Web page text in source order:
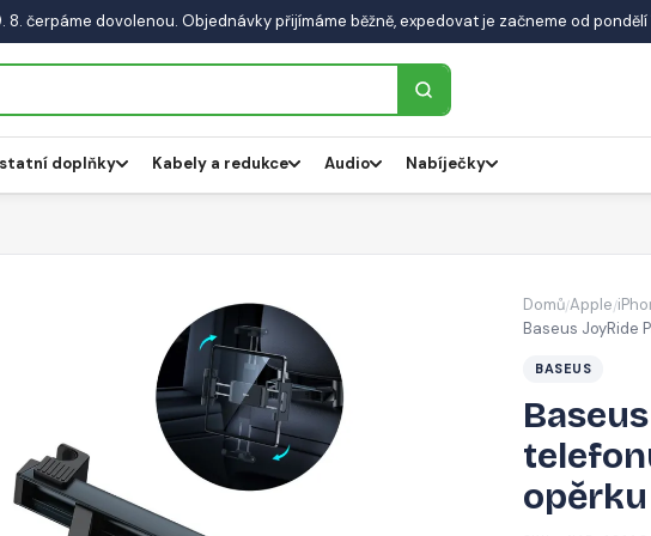
8. čerpáme dovolenou. Objednávky přijímáme běžně, expedovat je začneme od pondělí
doplňky Kabely a redukce Audio Nabíječky
Domů/Apple/
Baseus JoyRide
BASEUS